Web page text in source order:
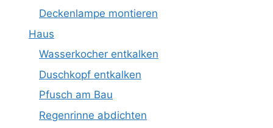
Deckenlampe montieren
Haus
Wasserkocher entkalken
Duschkopf entkalken
Pfusch am Bau
Regenrinne abdichten